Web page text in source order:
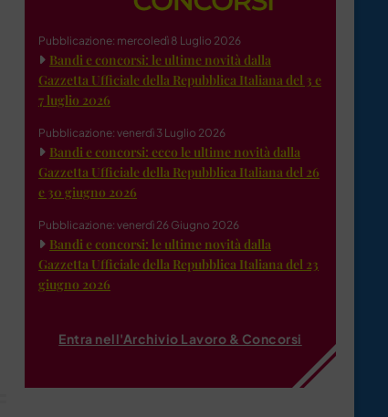
Pubblicazione: mercoledì 8 Luglio 2026
Bandi e concorsi: le ultime novità dalla
Gazzetta Ufficiale della Repubblica Italiana del 3 e
7 luglio 2026
Pubblicazione: venerdì 3 Luglio 2026
Bandi e concorsi: ecco le ultime novità dalla
Gazzetta Ufficiale della Repubblica Italiana del 26
e 30 giugno 2026
Pubblicazione: venerdì 26 Giugno 2026
Bandi e concorsi: le ultime novità dalla
Gazzetta Ufficiale della Repubblica Italiana del 23
giugno 2026
Entra nell'Archivio Lavoro & Concorsi